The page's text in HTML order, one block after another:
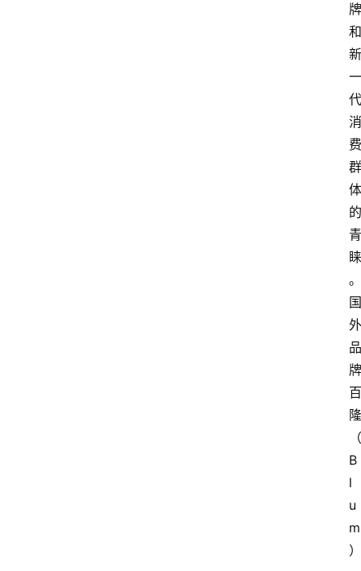
牌
和
新
一
代
消
费
群
体
的
青
睐
。
国
外
品
牌
百
隆
（
B
l
u
m
）